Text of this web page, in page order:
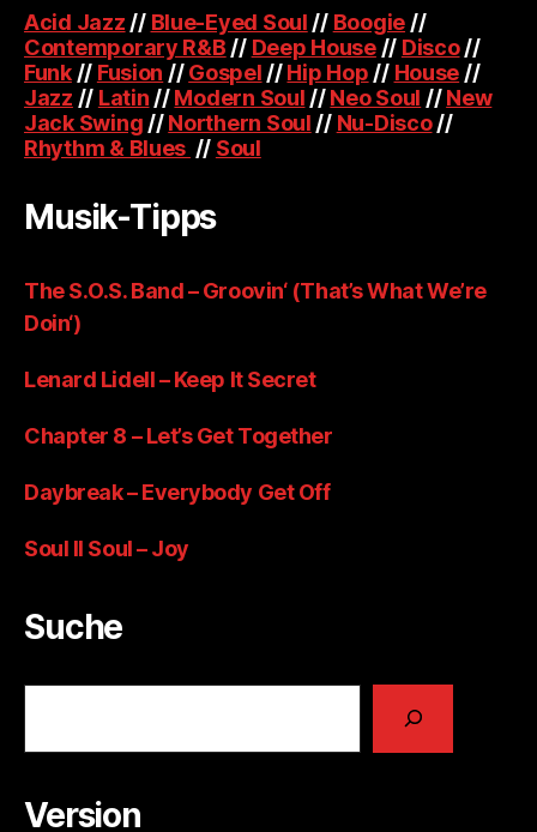
Acid Jazz // Blue-Eyed Soul // Boogie //
Contemporary R&B // Deep House// Disco//
Funk// Fusion //Gospel //Hip Hop // House //
Jazz // Latin //Modern Soul //Neo Soul //New
Jack Swing //Northern Soul // Nu-Disco//
Rhythm & Blues // Soul
Musik-Tipps
The S.O.S. Band – Groovin‘ (That’s What We’re
Doin‘)
Lenard Lidell – Keep It Secret
Chapter 8 – Let’s Get Together
Daybreak – Everybody Get Off
Soul II Soul – Joy
Suche
Version